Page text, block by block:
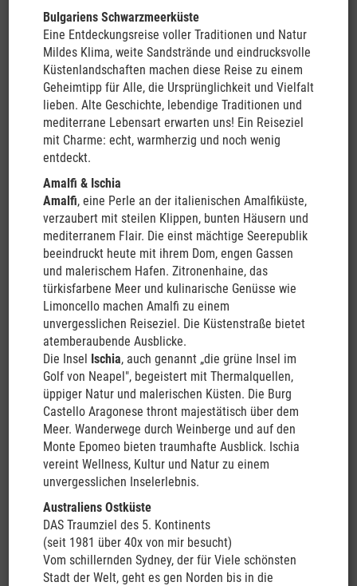
Bulgariens Schwarzmeerküste
Eine Entdeckungsreise voller Traditionen und Natur
Mildes Klima, weite Sandstrände und eindrucksvolle
Küstenlandschaften machen diese Reise zu einem
Geheimtipp für Alle, die Ursprünglichkeit und Vielfalt
lieben. Alte Geschichte, lebendige Traditionen und
mediterrane Lebensart erwarten uns! Ein Reiseziel
mit Charme: echt, warmherzig und noch wenig
entdeckt.
Amalfi & Ischia
Amalfi, eine Perle an der italienischen Amalfiküste,
verzaubert mit steilen Klippen, bunten Häusern und
mediterranem Flair. Die einst mächtige Seerepublik
beeindruckt heute mit ihrem Dom, engen Gassen
und malerischem Hafen. Zitronenhaine, das
türkisfarbene Meer und kulinarische Genüsse wie
Limoncello machen Amalfi zu einem
unvergesslichen Reiseziel. Die Küstenstraße bietet
atemberaubende Ausblicke.
Die Insel Ischia, auch genannt „die grüne Insel im
Golf von Neapel", begeistert mit Thermalquellen,
üppiger Natur und malerischen Küsten. Die Burg
Castello Aragonese thront majestätisch über dem
Meer. Wanderwege durch Weinberge und auf den
Monte Epomeo bieten traumhafte Ausblick. Ischia
vereint Wellness, Kultur und Natur zu einem
unvergesslichen Inselerlebnis.
Australiens Ostküste
DAS Traumziel des 5. Kontinents
(seit 1981 über 40x von mir besucht)
Vom schillernden Sydney, der für Viele schönsten
Stadt der Welt, geht es gen Norden bis in die
Reiseablauf:Bei unseren gemeinsamen Reisen sind wir
unabhängig und können unsere Etappenziele nach unseren
eigenen Interessen selber planen und durchführen.Wir fahren
nicht im Konvoi!Mit dem Campervan können wir Ziele erreichen,
die bei organisierten Bustouren selten oder fast nie angefahren
werden. Wir bieten Ihnen eine Reise, die sich auch wegen der
persönlichen Tönung deutlich von den üblichen Fernreisen "von
der Stange" absetzt. Sie können trotzdem unbesorgt sein, dass
wir Ihnen all die absoluten Höhepunkte und Sehenswürdigkeiten
manchen "Geheimtipp" für Sie parat haben werden!
Gruppenreise: Unsere Begleiteten Wohnmobilreisen sind
individuelle Gruppenreisen – und das ist kein Widerspruch: Es
gibt keinen Gruppenzwang und Sie bestimmen selber Ihren
Tagesablauf.Wir fahren nicht im Konvoiund Sie nehmen von
unserer angebotenen landeskundlichen Begleitung soviel in
Anspruch, wie Sie es selbst wünschen. Wer es möchte, kann sich
jederzeit auch tageweise von uns absetzen. Bei unseren
vorabendlichen "Skippertreffen" lassen wir den Tag Revue
passieren und erläutern die nächste Tagesetappe.